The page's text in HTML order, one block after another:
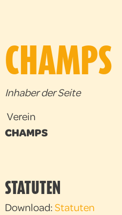
CHAMPS
Inhaber der Seite
Verein
CHAMPS
STATUTEN
Download:Statuten